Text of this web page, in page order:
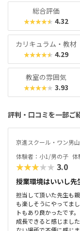
ットやプログラミ
好きなブロックを
るスキルの芽を育
ルといえるでしょう
総合評価
★★★★★ 4.32
カリキュラム・教材
★★★★★ 4.29
教室の雰囲気
★★★★★ 3.93
評判・口コミを一部ご
京進スクール・ワン男
体験者：小1/男の子 体
★★★★★ 3.0
授業環境はいいし先
担当して頂いた先生も
も楽しそうにやってま
トもあり良かったです
成長できると感じまし